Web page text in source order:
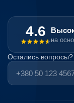
4.6
на
Остались